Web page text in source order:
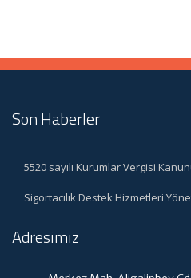
Son Haberler
5520 sayılı Kurumlar Vergisi
Sigortacılık Destek Hizmetleri
Adresimiz